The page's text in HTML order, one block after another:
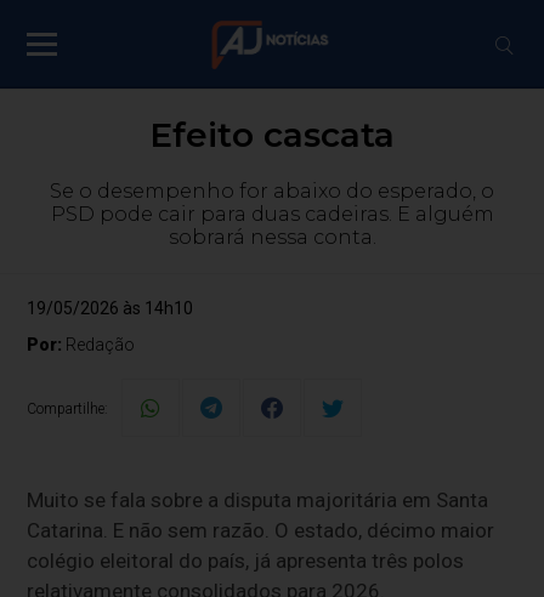
Efeito cascata
Se o desempenho for abaixo do esperado, o
PSD pode cair para duas cadeiras. E alguém
sobrará nessa conta.
19/05/2026 às 14h10
Por: Redação
Compartilhe:
Muito se fala sobre a disputa majoritária em Santa
Catarina. E não sem razão. O estado, décimo maior
colégio eleitoral do país, já apresenta três polos
relativamente consolidados para 2026.